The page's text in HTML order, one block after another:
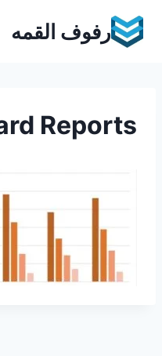
content
رفوف القمه
Reports